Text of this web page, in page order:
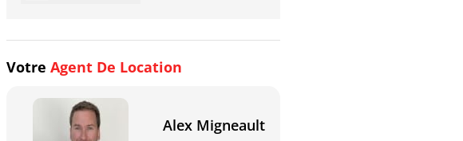
Votre Agent De Location
Alex Migneault